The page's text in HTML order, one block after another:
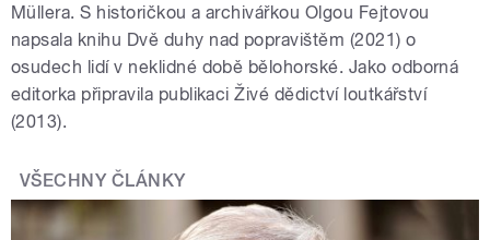
Müllera. S historičkou a archivářkou Olgou Fejtovou
napsala knihu Dvě duhy nad popravištěm (2021) o
osudech lidí v neklidné době bělohorské. Jako odborná
editorka připravila publikaci Živé dědictví loutkářství
(2013).
VŠECHNY ČLÁNKY